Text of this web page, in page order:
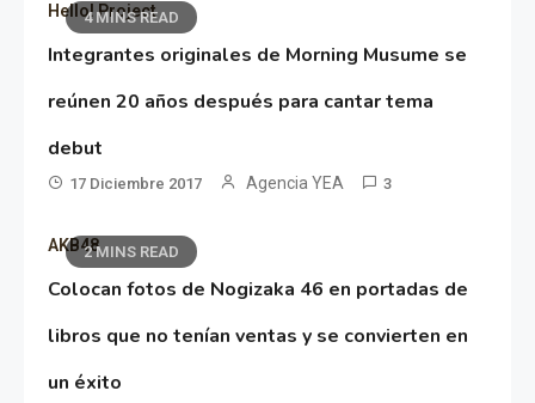
4 MINS READ
Hello! Project
Integrantes originales de Morning Musume se
reúnen 20 años después para cantar tema
debut
17 Diciembre 2017 Agencia YEA 3
2 MINS READ
AKB48
Colocan fotos de Nogizaka 46 en portadas de
libros que no tenían ventas y se convierten en
un éxito